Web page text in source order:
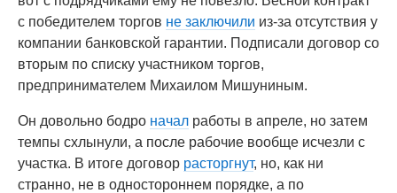
с победителем торгов не заключили из-за отсутствия у
компании банковской гарантии. Подписали договор со
вторым по списку участником торгов,
предпринимателем Михаилом Мишуниным.
Он довольно бодро начал работы в апреле, но затем
темпы схлынули, а после рабочие вообще исчезли с
участка. В итоге договор расторгнут, но, как ни
странно, не в одностороннем порядке, а по